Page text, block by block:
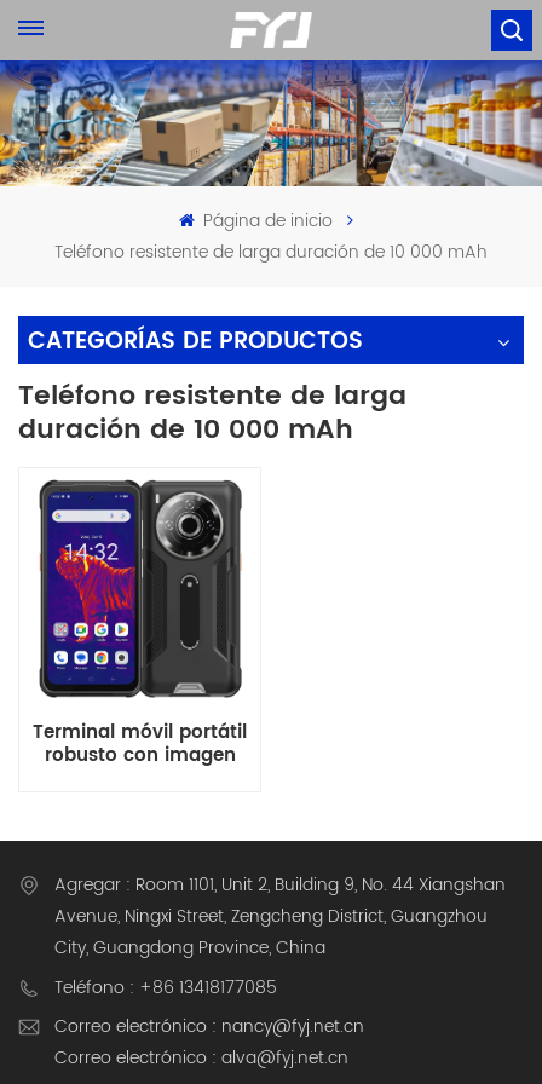
Página de inicio
Teléfono resistente de larga duración de 10 000 mAh
CATEGORÍAS DE PRODUCTOS
Teléfono resistente de larga
duración de 10 000 mAh
Terminal móvil portátil
robusto con imagen
Agregar : Room 1101, Unit 2, Building 9, No. 44 Xiangshan
Avenue, Ningxi Street, Zengcheng District, Guangzhou
City, Guangdong Province, China
Teléfono : +86 13418177085
Correo electrónico : nancy@fyj.net.cn
Correo electrónico : alva@fyj.net.cn